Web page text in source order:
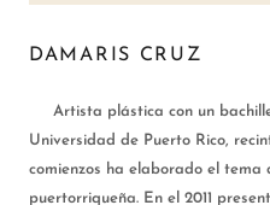
DAMARIS CRUZ
Artista plástica con un
Universidad de Puerto Rico,
comienzos ha elaborado el
puertorriqueña. En el 2011